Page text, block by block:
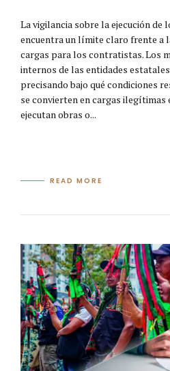
La vigilancia sobre la ejecución
encuentra un límite claro frente a
cargas para los contratistas. Los
internos de las entidades
precisando bajo qué condiciones
se convierten en cargas ilegítimas
ejecutan obras o...
READ MORE